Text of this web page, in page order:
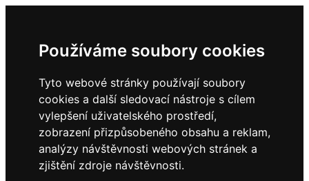
Používáme soubory cookies
Tyto webové stránky používají soubory
cookies a další sledovací nástroje s cílem
vylepšení uživatelského prostředí,
zobrazení přizpůsobeného obsahu a reklam,
analýzy návštěvnosti webových stránek a
zjištění zdroje návštěvnosti.